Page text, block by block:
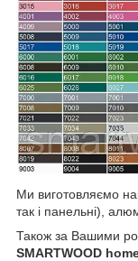
Ми виготовляємо
так і панельні),
Також за Вашими
SMARTWOOD